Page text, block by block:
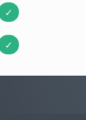
✓
✓